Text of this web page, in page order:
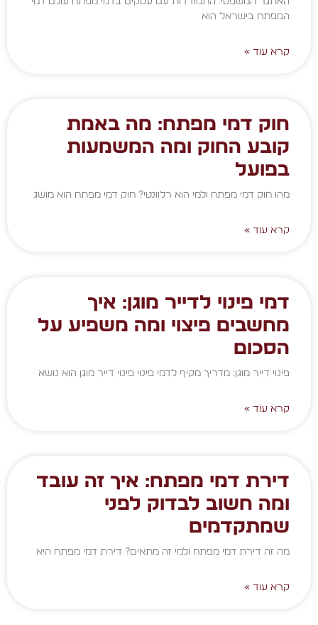
המפתח בישראל הוא
קרא עוד »
חוק דמי מפתח: מה באמת
קובע החוק ומה המשמעות
בפועל
מהו חוק דמי מפתח ולמי הוא רלוונטי? חוק דמי מפתח הוא מושג
קרא עוד »
דמי פינוי לדייר מוגן: איך
מחשבים פיצוי ומה משפיע על
הסכום
פינוי דייר מוגן: מדריך מקיף לדמי פינוי פינוי דייר מוגן הוא נושא
קרא עוד »
דירת דמי מפתח: איך זה עובד
ומה חשוב לבדוק לפני
שמתקדמים
מה זה דירת דמי מפתח ולמי זה מתאים? דירת דמי מפתח היא
קרא עוד »